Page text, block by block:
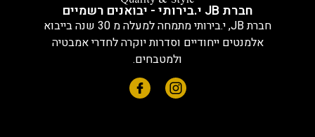
חברת JB י.בירותי - יבואנים רשמיים
חברת JB, י.בירותי מתמחה למעלה מ 30 שנה בייבוא
אלמנטים ייחודיים וסדרות יוקרה לחדרי אמבטיה
ולמטבחים.